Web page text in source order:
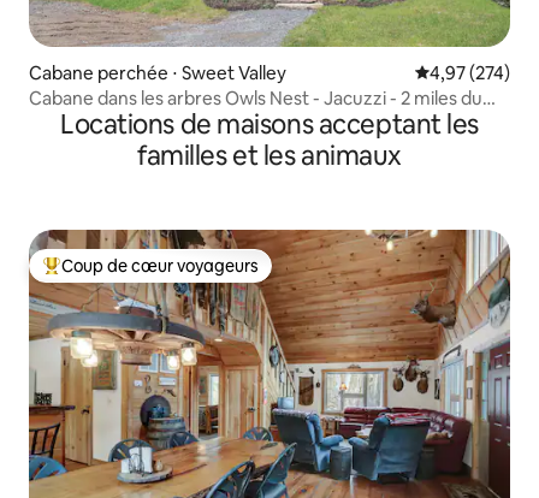
Cabane perchée ⋅ Sweet Valley Évaluation
4,97 (274)
Cabane dans les arbres Owls Nest - Jacuzzi - 2 miles du
parc d'État de RG
Locations de maisons acceptant les
familles et les animaux
Coups de cœur voyageurs les plus appréciés
Coup de cœur voyageurs